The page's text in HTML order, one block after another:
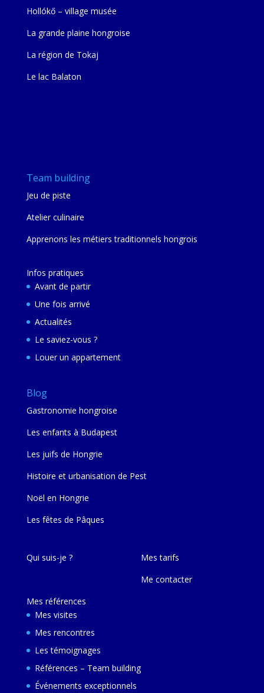
Hollókő – village musée
La grande plaine hongroise
La région de Tokaj
Le lac Balaton
Team building
Jeu de piste
Atelier culinaire
Apprenons les métiers traditionnels hongrois
Infos pratiques
Avant de partir
Une fois arrivé
Actualités
Le saviez-vous ?
Louer un appartement
Blog
Gastronomie hongroise
Les enfants à Budapest
Les juifs de Hongrie
Histoire et urbanisation de Pest
Noël en Hongrie
Les fêtes de Pâques
Qui suis-je ?
Mes références
Mes visites
Mes rencontres
Les témoignages
Références – Team building
Événements exceptionnels
Mes tarifs
Me contacter